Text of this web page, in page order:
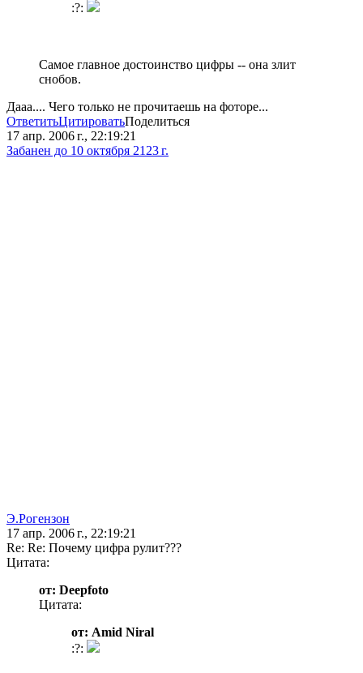
:?:
Самое главное достоинство цифры -- она злит
снобов.
Дааа.... Чего только не прочитаешь на фоторе...
ОтветитьЦитироватьПоделиться
17 апр. 2006 г., 22:19:21
Забанен до 10 октября 2123 г.
Э.Рогензон
17 апр. 2006 г., 22:19:21
Re: Re: Почему цифра рулит???
Цитата:
от: Deepfoto
Цитата:
от: Amid Niral
:?: